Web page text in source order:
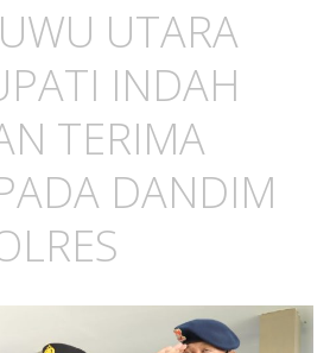
UTARA
INDAH
TERIMA
DANDIM